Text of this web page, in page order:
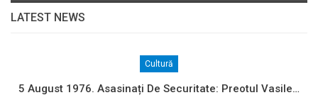
LATEST NEWS
Cultură
5 August 1976. Asasinați De Securitate: Preotul Vasile…